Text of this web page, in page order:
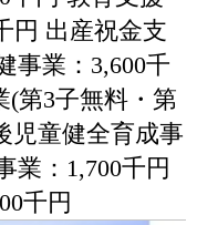
円 出産祝金支
事業：3,600千
(第3子無料・第
児童健全育成事
業：1,700千円
千円